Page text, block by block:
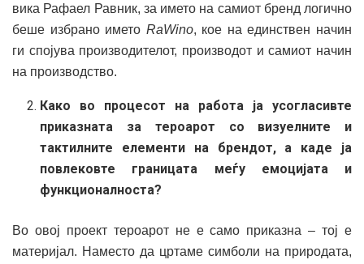
вика Рафаел Равник, за името на самиот бренд логично
беше избрано името RaWino, кое на единствен начин
ги спојува производителот, производот и самиот начин
на производство.
Како во процесот на работа ја усогласивте
приказната за тероарот со визуелните и
тактилните елементи на брендот, а каде ја
повлековте границата меѓу емоцијата и
функционалноста?
Во овој проект тероарот не е само приказна – тој е
материјал. Наместо да цртаме симболи на природата,